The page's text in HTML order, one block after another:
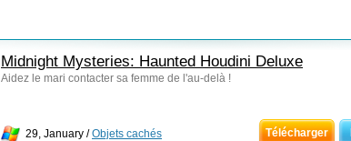
Midnight Mysteries: Haunted Houdini Deluxe
Aidez le mari contacter sa femme de l'au-delà !
29, January /Objets cachés Télécharger